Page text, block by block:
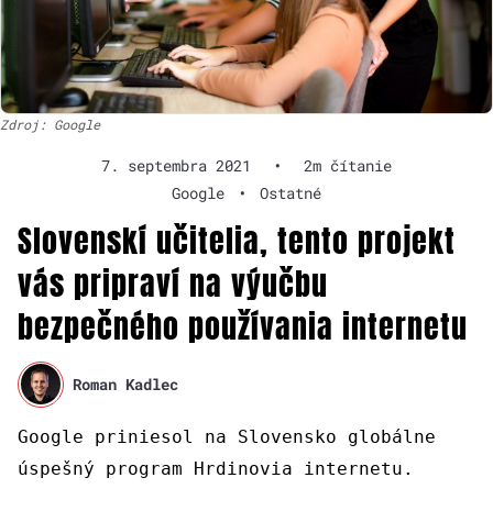
Zdroj: Google
7. septembra 2021 •
2m čítanie
Google
• Ostatné
Slovenskí učitelia, tento projekt
vás pripraví na výučbu
bezpečného používania internetu
Roman Kadlec
Google priniesol na Slovensko globálne
úspešný program Hrdinovia internetu.